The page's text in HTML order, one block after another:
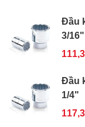
Đầu
3/16"
Đầu
1/4"